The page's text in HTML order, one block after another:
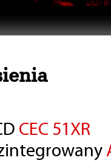
CEC 51XR